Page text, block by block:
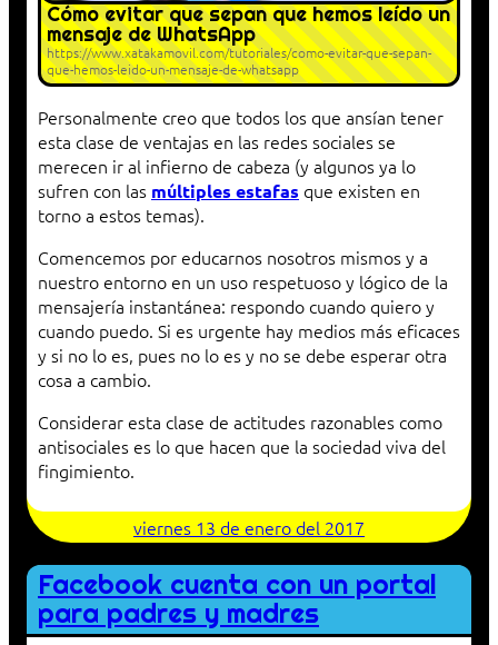
Cómo evitar que sepan que hemos leído un
mensaje de WhatsApp
https://www.xatakamovil.com/tutoriales/como-evitar-que-sepan-
que-hemos-leido-un-mensaje-de-whatsapp
Personalmente creo que todos los que ansían tener
esta clase de ventajas en las redes sociales se
merecen ir al infierno de cabeza (y algunos ya lo
sufren con las múltiples estafas que existen en
torno a estos temas).
Comencemos por educarnos nosotros mismos y a
nuestro entorno en un uso respetuoso y lógico de la
mensajería instantánea: respondo cuando quiero y
cuando puedo. Si es urgente hay medios más eficaces
y si no lo es, pues no lo es y no se debe esperar otra
cosa a cambio.
Considerar esta clase de actitudes razonables como
antisociales es lo que hacen que la sociedad viva del
fingimiento.
viernes 13 de enero del 2017
Facebook cuenta con un portal
para padres y madres